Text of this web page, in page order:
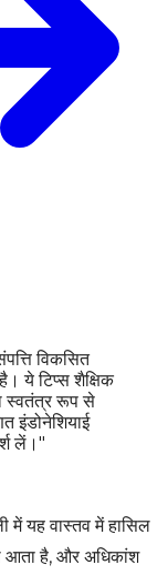
विकसित
ये टिप्स शैक्षिक
स्वतंत्र रूप से
इंडोनेशियाई
लें।"
में यह वास्तव में हासिल
आता है, और अधिकांश